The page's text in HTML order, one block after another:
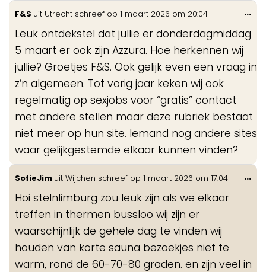
F&S uit Utrecht schreef op 1 maart 2026 om 20:04
Leuk ontdekstel dat jullie er donderdagmiddag
5 maart er ook zijn Azzura. Hoe herkennen wij
jullie? Groetjes F&S. Ook gelijk even een vraag in
z’n algemeen. Tot vorig jaar keken wij ook
regelmatig op sexjobs voor “gratis” contact
met andere stellen maar deze rubriek bestaat
niet meer op hun site. Iemand nog andere sites
waar gelijkgestemde elkaar kunnen vinden?
...
SofieJim uit Wijchen schreef op 1 maart 2026 om 17:04
Hoi stelnlimburg zou leuk zijn als we elkaar
treffen in thermen bussloo wij zijn er
waarschijnlijk de gehele dag te vinden wij
houden van korte sauna bezoekjes niet te
warm, rond de 60-70-80 graden. en zijn veel in
...